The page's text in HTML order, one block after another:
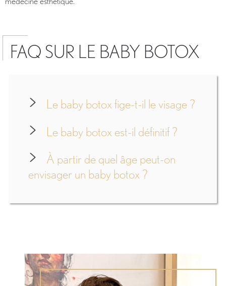
FAQ SUR LE BABY BOTOX
Le baby botox fige-t-il le visage ?
Le baby botox est-il définitif ?
À partir de quel âge peut-on
envisager un baby botox ?